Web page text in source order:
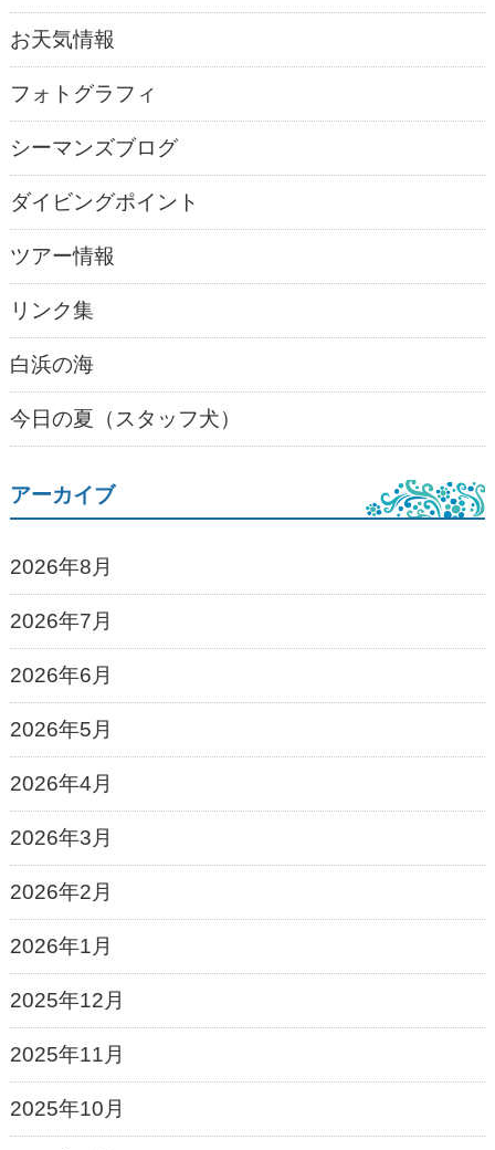
お天気情報
フォトグラフィ
シーマンズブログ
ダイビングポイント
ツアー情報
リンク集
白浜の海
今日の夏（スタッフ犬）
アーカイブ
2026年8月
2026年7月
2026年6月
2026年5月
2026年4月
2026年3月
2026年2月
2026年1月
2025年12月
2025年11月
2025年10月